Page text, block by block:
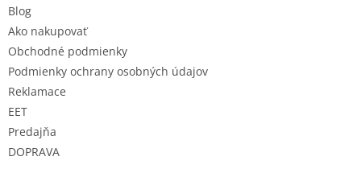
Blog
Ako nakupovať
Obchodné podmienky
Podmienky ochrany osobných údajov
Reklamace
EET
Predajňa
DOPRAVA